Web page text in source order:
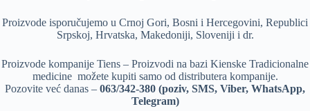
Proizvode isporučujemo u Crnoj Gori, Bosni i Hercegovini, Republici
Srpskoj, Hrvatska, Makedoniji, Sloveniji i dr.
Proizvode kompanije Tiens – Proizvodi na bazi Kienske Tradicionalne
medicine možete kupiti samo od distributera kompanije.
Pozovite već danas – 063/342-380 (poziv, SMS, Viber, WhatsApp,
Telegram)